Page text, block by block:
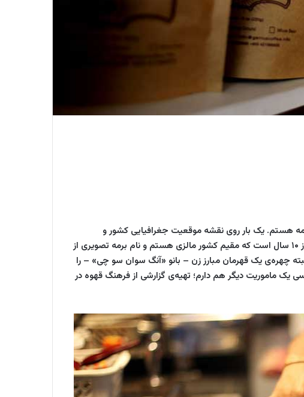
هستم. یک بار روی نقشه موقعیت جغرافیایی کشور و
بزرگ‌ترین شهر آن، شهر «یانگون» را مرور می‌کنم. بیش از ۱۰ سال است که مقیم کشور مالزی هستم و نام برمه تصویری از
چهره‌ی یک قهرمان مبارز زن – بانو «آنگ سوان سو چی» – را
یک ماموریت دیگر هم دارم؛ تهیه‌ی گزارشی از فرهنگ قهوه در